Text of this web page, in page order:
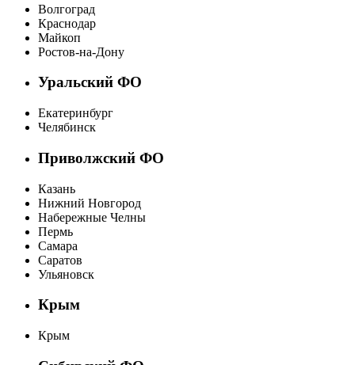
Волгоград
Краснодар
Майкоп
Ростов-на-Дону
Уральский ФО
Екатеринбург
Челябинск
Приволжский ФО
Казань
Нижний Новгород
Набережные Челны
Пермь
Самара
Саратов
Ульяновск
Крым
Крым